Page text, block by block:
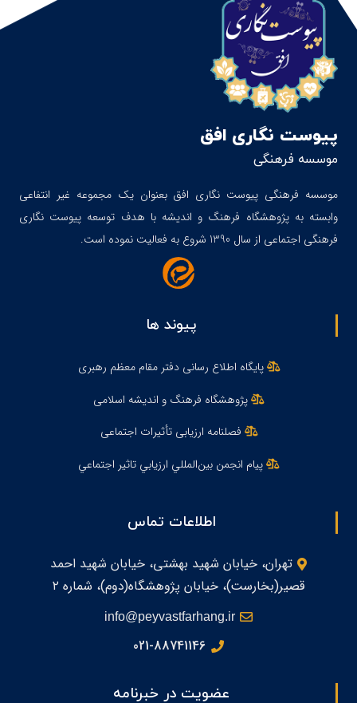
پیوست نگاری افق
موسسه فرهنگی
موسسه فرهنگی پیوست نگاری افق بعنوان یک مجموعه غیر انتفاعی
وابسته به پژوهشگاه فرهنگ و اندیشه با هدف توسعه پیوست نگاری
فرهنگی اجتماعی از سال 1390 شروع به فعالیت نموده است.
پیوند ها
پایگاه اطلاع رسانی دفتر مقام معظم رهبری
پژوهشگاه فرهنگ و اندیشه اسلامی
فصلنامه ارزیابی تأثیرات اجتماعی
پيام انجمن بين‌المللي ارزيابي تاثير اجتماعي
اطلاعات تماس
تهران، خیابان شهید بهشتی، خیابان شهید احمد
قصیر(بخارست)، خیابان پژوهشگاه(دوم)، شماره ۲
info@peyvastfarhang.ir
021-88741146
عضویت در خبرنامه